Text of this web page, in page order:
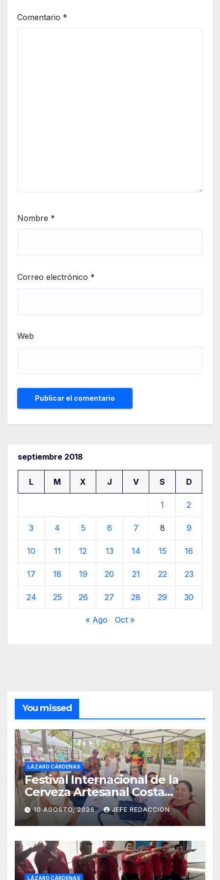
Comentario *
Nombre *
Correo electrónico *
Web
septiembre 2018
L M X J V S D
1 2
3 4 5 6 7 8 9
10 11 12 13 14 15 16
17 18 19 20 21 22 23
24 25 26 27 28 29 30
« Ago Oct »
You missed
LÁZARO CÁRDENAS
Festival Internacional de la
Cerveza Artesanal Costa
Michoacán 2026 Cerro su 19ª
Edición
10 AGOSTO, 2026 JEFE REDACCION
LÁZARO CÁRDENAS